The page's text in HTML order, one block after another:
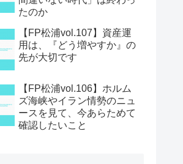
たのか
【FP松浦vol.107】資産運
用は、『どう増やすか』の
先が大切です
【FP松浦vol.106】ホルム
ズ海峡やイラン情勢のニュ
ースを見て、今あらためて
確認したいこと